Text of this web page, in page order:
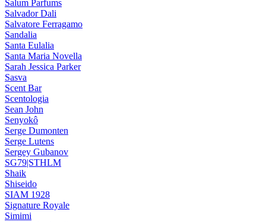
Salum Parfums
Salvador Dali
Salvatore Ferragamo
Sandalia
Santa Eulalia
Santa Maria Novella
Sarah Jessica Parker
Sasva
Scent Bar
Scentologia
Sean John
Senyokô
Serge Dumonten
Serge Lutens
Sergey Gubanov
SG79|STHLM
Shaik
Shiseido
SIAM 1928
Signature Royale
Simimi